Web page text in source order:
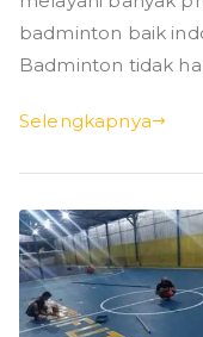
badminton baik
Badminton tidak
Selengkapnya